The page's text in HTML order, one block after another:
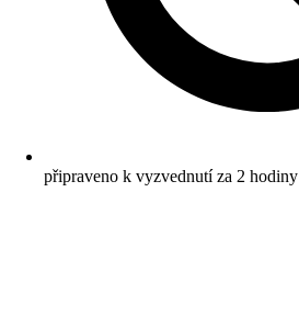
připraveno k vyzvednutí za 2 hodiny